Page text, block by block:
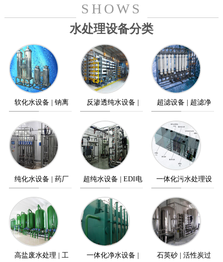
SHOWS
水处理设备分类
软化水设备 | 钠离
子交换器
反渗透纯水设备 |
纯水设备
超滤设备 | 超滤净
水设备
纯化水设备 | 药厂
纯水设备
超纯水设备 | EDI电
除盐设备
一体化污水处理设
备 | 污水处理设备
高盐废水处理 | 工 一体化净水设备 | 石英砂 | 活性炭过